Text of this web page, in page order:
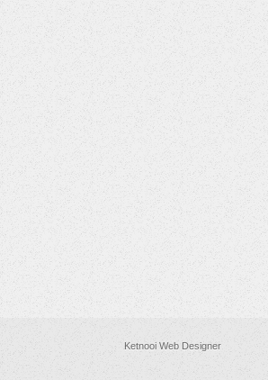
Ketnooi Web Designer